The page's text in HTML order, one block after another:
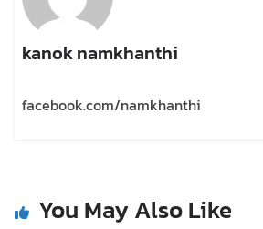
kanok namkhanthi
facebook.com/namkhanthi
You May Also Like